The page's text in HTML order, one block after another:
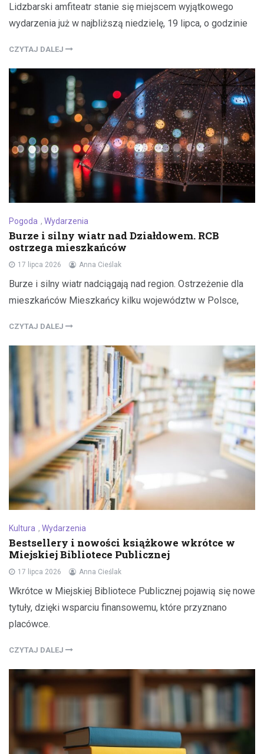
Lidzbarski amfiteatr stanie się miejscem wyjątkowego
wydarzenia już w najbliższą niedzielę, 19 lipca, o godzinie
CZYTAJ DALEJ
Pogoda , Wydarzenia
Burze i silny wiatr nad Działdowem. RCB
ostrzega mieszkańców
17 lipca 2026 Anna Cieślak
Burze i silny wiatr nadciągają nad region. Ostrzeżenie dla
mieszkańców Mieszkańcy kilku województw w Polsce,
CZYTAJ DALEJ
Kultura , Wydarzenia
Bestsellery i nowości książkowe wkrótce w
Miejskiej Bibliotece Publicznej
17 lipca 2026 Anna Cieślak
Wkrótce w Miejskiej Bibliotece Publicznej pojawią się nowe
tytuły, dzięki wsparciu finansowemu, które przyznano
placówce.
CZYTAJ DALEJ